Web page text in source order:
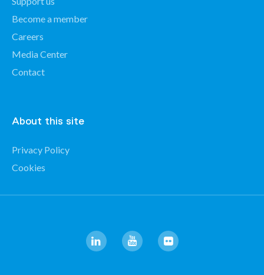
Become a member
Careers
Media Center
Contact
About this site
Privacy Policy
Cookies